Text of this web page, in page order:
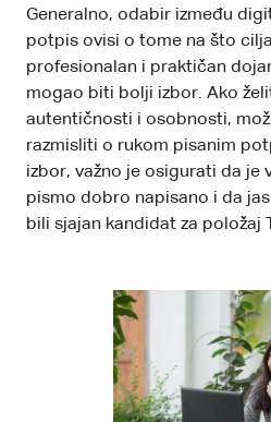
Generalno, odabir između
potpis ovisi o tome na što
profesionalan i praktičan
mogao biti bolji izbor. Ako
autentičnosti i osobnosti,
razmisliti o rukom pisanim
izbor, važno je osigurati da je
pismo dobro napisano i da
bili sjajan kandidat za položaj